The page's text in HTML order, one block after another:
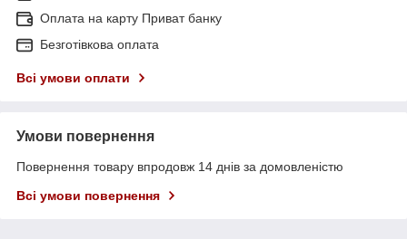
Оплата на карту Приват банку
Безготівкова оплата
Всі умови оплати
Умови повернення
Повернення товару впродовж 14 днів за домовленістю
Всі умови повернення